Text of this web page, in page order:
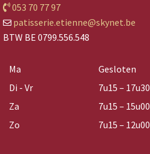
053 70 77 97
patisserie.etienne@skynet.be
BTW BE 0799.556.548
Ma
Gesloten
Di - Vr
7u15 – 17u30
Za
7u15 – 15u00
Zo
7u15 – 12u00